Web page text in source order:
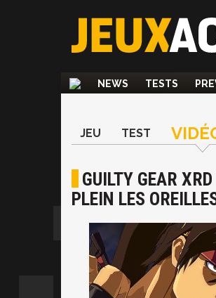
NEWS TESTS
JEU TEST
GUILTY GEAR
PLEIN LES